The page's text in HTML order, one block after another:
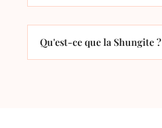
Qu'est-ce que la Shungite ?